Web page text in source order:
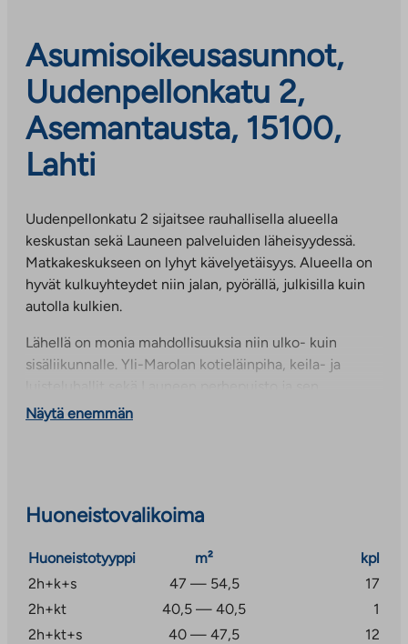
Asumisoikeusasunnot,
Uudenpellonkatu 2,
Asemantausta, 15100,
Lahti
Uudenpellonkatu 2 sijaitsee rauhallisella alueella
keskustan sekä Launeen palveluiden läheisyydessä.
Matkakeskukseen on lyhyt kävelyetäisyys. Alueella on
hyvät kulkuyhteydet niin jalan, pyörällä, julkisilla kuin
autolla kulkien.
Lähellä on monia mahdollisuuksia niin ulko- kuin
sisäliikunnalle. Yli-Marolan kotieläinpiha, keila- ja
minigolfkeskus tarjoavat puuhaa kaikenikäisille.
lattialämmitetyt ja laatoitetut pesuhuoneet sekä
lasitettu parveke ja oma sauna. Piha-alueella sijaitsee
yhteinen leikki- ja oleskelualue, pyöräkatokset sekä
varata autopaikka.
Näytä enemmän
Huoneistovalikoima
Huoneistotyyppi m²
kpl
2h+k+s
47 — 54,5
17
2h+kt
40,5 — 40,5
1
2h+kt+s
40 — 47,5
12